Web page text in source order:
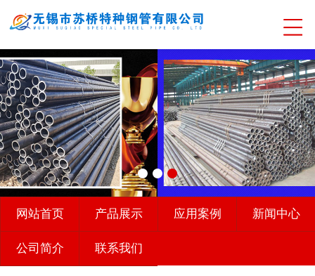
网站首页 产品展示 应用案例 新闻中心
公司简介 联系我们